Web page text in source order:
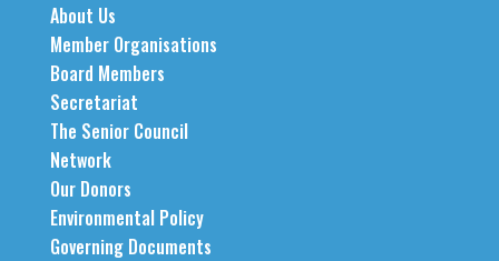
About Us
Member Organisations
Board Members
Secretariat
The Senior Council
Network
Our Donors
Environmental Policy
Governing Documents